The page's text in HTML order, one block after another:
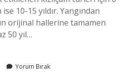
10-15 yıldır. Yangından
orijinal hallerine tamamen
50 yıl…
Yorum Bırak